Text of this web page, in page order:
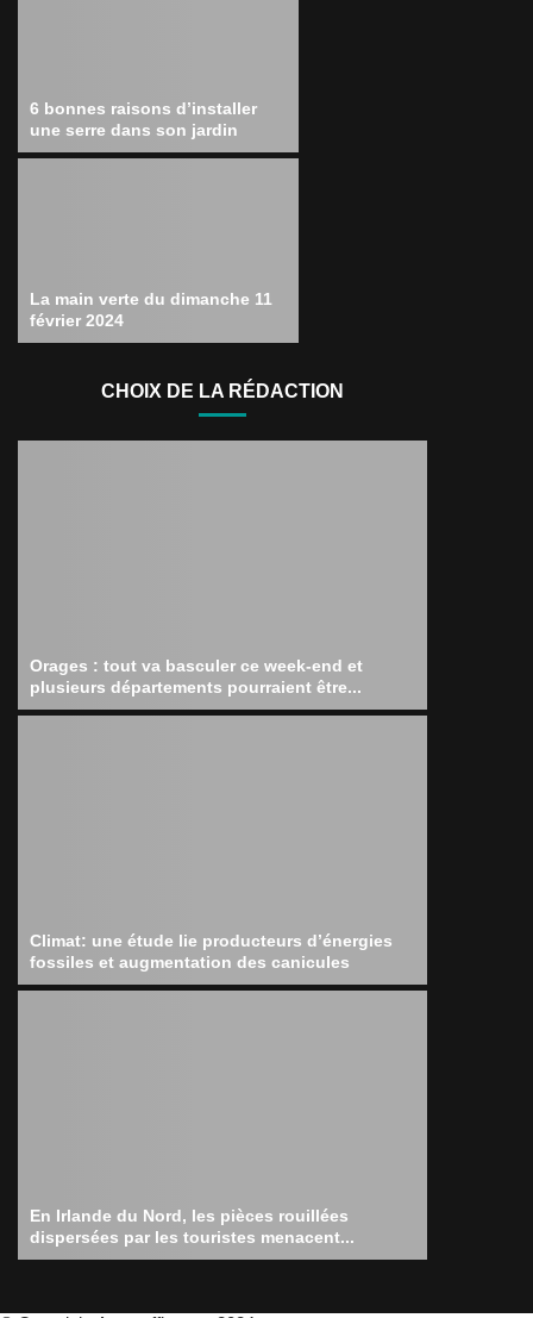
6 bonnes raisons d’installer
une serre dans son jardin
La main verte du dimanche 11
février 2024
CHOIX DE LA RÉDACTION
Orages : tout va basculer ce week-end et
plusieurs départements pourraient être...
Climat: une étude lie producteurs d’énergies
fossiles et augmentation des canicules
En Irlande du Nord, les pièces rouillées
dispersées par les touristes menacent...